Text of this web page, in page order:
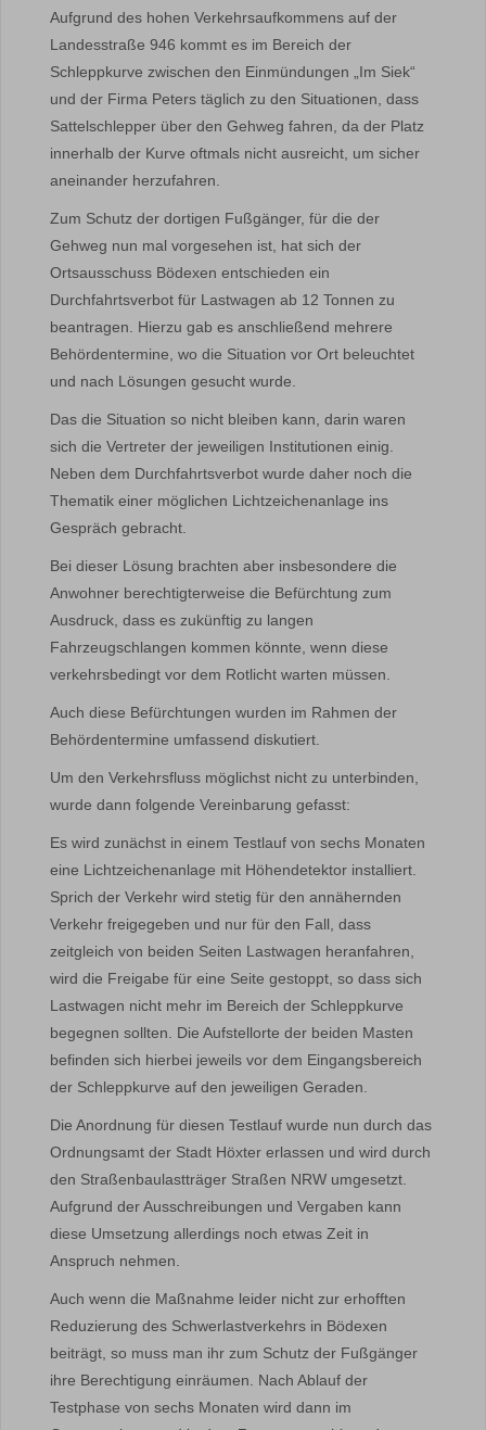
Aufgrund des hohen Verkehrsaufkommens auf der
Landesstraße 946 kommt es im Bereich der
Schleppkurve zwischen den Einmündungen „Im Siek“
und der Firma Peters täglich zu den Situationen, dass
Sattelschlepper über den Gehweg fahren, da der Platz
innerhalb der Kurve oftmals nicht ausreicht, um sicher
aneinander herzufahren.
Zum Schutz der dortigen Fußgänger, für die der
Gehweg nun mal vorgesehen ist, hat sich der
Ortsausschuss Bödexen entschieden ein
Durchfahrtsverbot für Lastwagen ab 12 Tonnen zu
beantragen. Hierzu gab es anschließend mehrere
Behördentermine, wo die Situation vor Ort beleuchtet
und nach Lösungen gesucht wurde.
Das die Situation so nicht bleiben kann, darin waren
sich die Vertreter der jeweiligen Institutionen einig.
Neben dem Durchfahrtsverbot wurde daher noch die
Thematik einer möglichen Lichtzeichenanlage ins
Gespräch gebracht.
Bei dieser Lösung brachten aber insbesondere die
Anwohner berechtigterweise die Befürchtung zum
Ausdruck, dass es zukünftig zu langen
Fahrzeugschlangen kommen könnte, wenn diese
verkehrsbedingt vor dem Rotlicht warten müssen.
Auch diese Befürchtungen wurden im Rahmen der
Behördentermine umfassend diskutiert.
Um den Verkehrsfluss möglichst nicht zu unterbinden,
wurde dann folgende Vereinbarung gefasst:
Es wird zunächst in einem Testlauf von sechs Monaten
eine Lichtzeichenanlage mit Höhendetektor installiert.
Sprich der Verkehr wird stetig für den annähernden
Verkehr freigegeben und nur für den Fall, dass
zeitgleich von beiden Seiten Lastwagen heranfahren,
wird die Freigabe für eine Seite gestoppt, so dass sich
Lastwagen nicht mehr im Bereich der Schleppkurve
begegnen sollten. Die Aufstellorte der beiden Masten
befinden sich hierbei jeweils vor dem Eingangsbereich
der Schleppkurve auf den jeweiligen Geraden.
Die Anordnung für diesen Testlauf wurde nun durch das
Ordnungsamt der Stadt Höxter erlassen und wird durch
den Straßenbaulastträger Straßen NRW umgesetzt.
Aufgrund der Ausschreibungen und Vergaben kann
diese Umsetzung allerdings noch etwas Zeit in
Anspruch nehmen.
Auch wenn die Maßnahme leider nicht zur erhofften
Reduzierung des Schwerlastverkehrs in Bödexen
beiträgt, so muss man ihr zum Schutz der Fußgänger
ihre Berechtigung einräumen. Nach Ablauf der
Testphase von sechs Monaten wird dann im